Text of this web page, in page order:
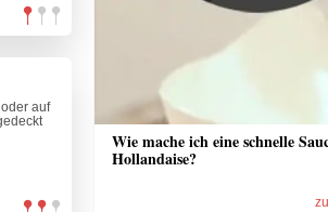
auf
Wie mache ich eine schnelle
Hollandaise?
zum Video